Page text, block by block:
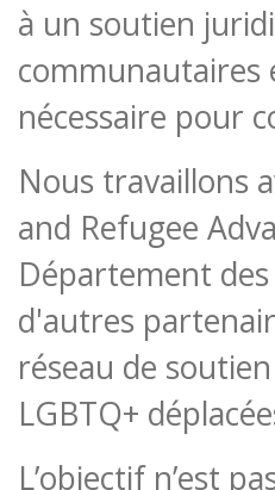
à un soutien
communautaires
nécessaire pour
Nous travaillons
and Refugee
Département
d'autres
réseau de
LGBTQ+
L’objectif n’est